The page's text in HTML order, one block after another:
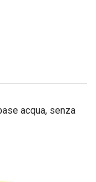
acqua, senza